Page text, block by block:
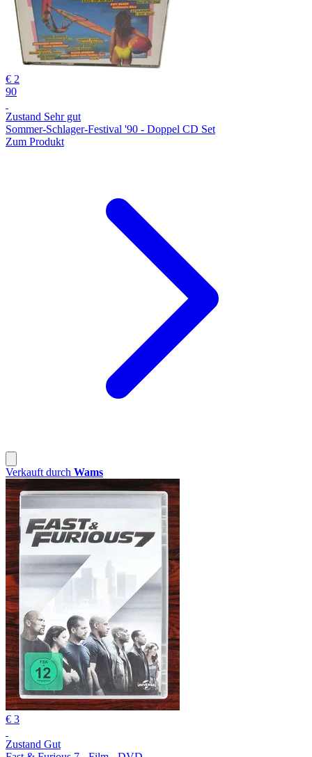
€ 2
90
Zustand Sehr gut
Sommer-Schlager-Festival '90 - Doppel CD Set
Zum Produkt
Verkauft durch Wams
€ 3
Zustand Gut